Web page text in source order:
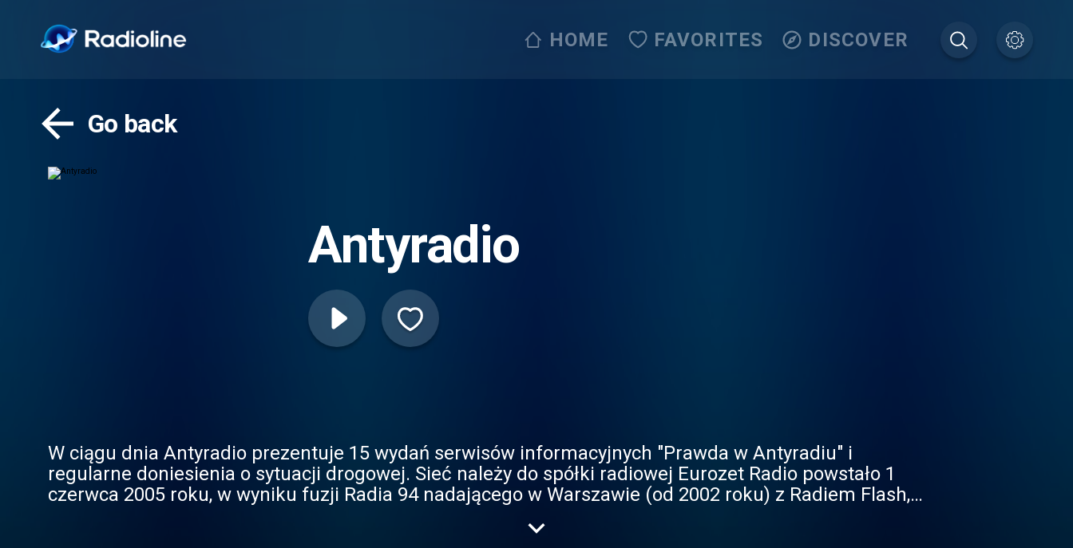
HOME FAVORITES DISCOVER
Go back
Antyradio
W ciągu dnia Antyradio prezentuje 15 wydań serwisów informacyjnych "Prawda w Antyradiu" i
regularne doniesienia o sytuacji drogowej. Sieć należy do spółki radiowej Eurozet Radio powstało 1
czerwca 2005 roku, w wyniku fuzji Radia 94 nadającego w Warszawie (od 2002 roku) z Radiem Flash,
Antyradio słyszalne jest także w Krakowie, gdzie zastąpiło tamtejsze Radio Planeta (występujące